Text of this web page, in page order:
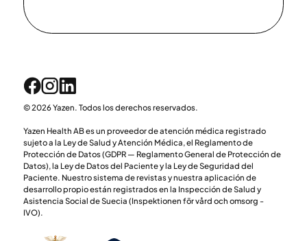
© 2026 Yazen. Todos los derechos reservados.
Yazen Health AB es un proveedor de atención médica registrado
sujeto a la Ley de Salud y Atención Médica, el Reglamento de
Protección de Datos (GDPR — Reglamento General de Protección de
Datos), la Ley de Datos del Paciente y la Ley de Seguridad del
Paciente. Nuestro sistema de revistas y nuestra aplicación de
desarrollo propio están registrados en la Inspección de Salud y
Asistencia Social de Suecia (Inspektionen för vård och omsorg -
IVO).